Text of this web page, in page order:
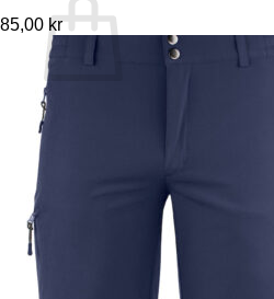
Inga produkter i varukorgen.
85,00 kr